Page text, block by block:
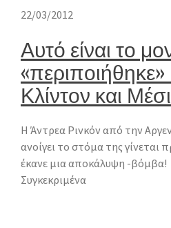
22/03/2012
Αυτό είναι το
Κλίντον και
Η Άντρεα Ρινκόν από την
ανοίγει το στόμα της
έκανε μια αποκάλυψη -βόμβα!
Συγκεκριμένα